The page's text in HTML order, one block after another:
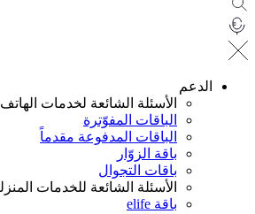
الأسئلة الشائعة لخدمات الهاتف المتحرك
الباقات المفوّترة
الباقات المدفوعة مقدماً
باقة الزوّار
باقات التجوال
الأسئلة الشائعة للخدمات المنزلية